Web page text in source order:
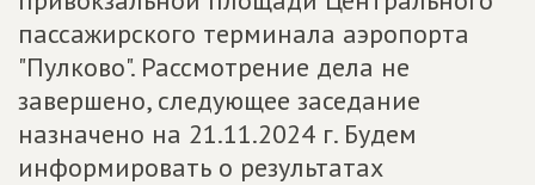
пассажирского терминала аэропорта
"Пулково". Рассмотрение дела не
завершено, следующее заседание
назначено на 21.11.2024 г. Будем
информировать о результатах